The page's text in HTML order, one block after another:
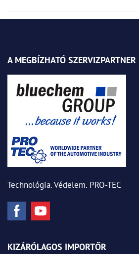
A MEGBÍZHATÓ SZERVIZPARTNER
Technológia. Védelem. PRO-TEC
KIZÁRÓLAGOS IMPORTŐR